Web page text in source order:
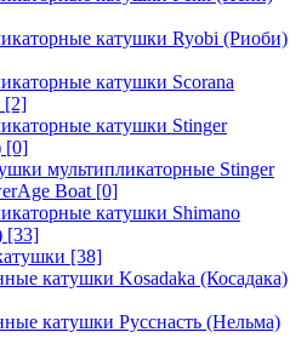
катушки Ryobi (Риоби)
катушки Scorana
[2]
катушки Stinger
[0]
мультипликаторные Stinger
Boat [0]
катушки Shimano
[33]
[38]
катушки Kosadaka (Косадака)
катушки Русснасть (Нельма)